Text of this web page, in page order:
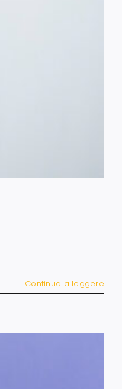
Continua a leggere